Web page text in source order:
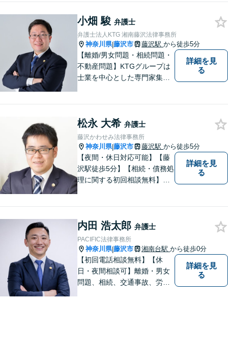
小畑 駿 弁護士
弁護士法人KTG 湘南藤沢法律事務所
神奈川県|藤沢市 藤沢駅 から徒歩5分
【離婚/男女問題・相続問題・
不動産問題】KTGグループは
士業を中心とした専門家集団
トップサービスを提供してい
ます。【WEB相談可】【カー
ド払い・分割払い可】
詳細を見
る
松永 大希 弁護士
藤沢かわせみ法律事務所
神奈川県|藤沢市 藤沢駅 から徒歩5分
【夜間・休日対応可能】【藤
沢駅徒歩5分】【相続・債務処
理に関する初回相談無料】お
詳細を見
る
内田 浩太郎 弁護士
PACIFIC法律事務所
神奈川県|藤沢市 湘南台駅 から徒歩0分
【初回電話相談無料】【休
日・夜間相談可】離婚・男女
問題、相続、交通事故、労働
詳細を見
る